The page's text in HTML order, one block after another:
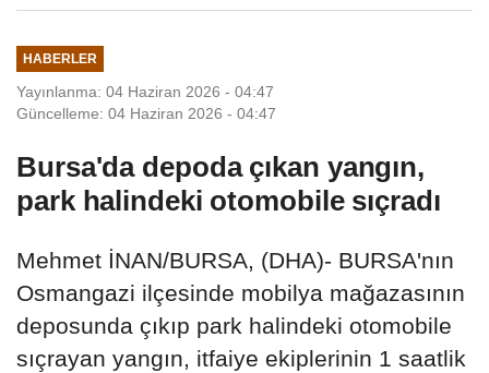
HABERLER
Yayınlanma: 04 Haziran 2026 - 04:47
Güncelleme: 04 Haziran 2026 - 04:47
Bursa'da depoda çıkan yangın,
park halindeki otomobile sıçradı
Mehmet İNAN/BURSA, (DHA)- BURSA'nın
Osmangazi ilçesinde mobilya mağazasının
deposunda çıkıp park halindeki otomobile
sıçrayan yangın, itfaiye ekiplerinin 1 saatlik